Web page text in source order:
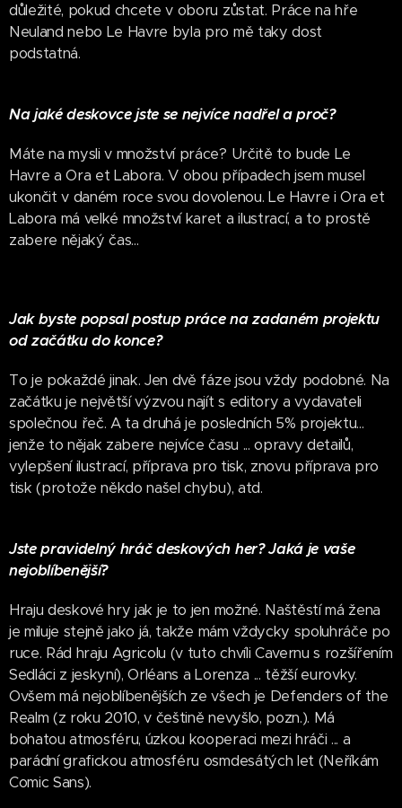
důležité, pokud chcete v oboru zůstat. Práce na hře
Neuland nebo Le Havre byla pro mě taky dost
podstatná.
Na jaké deskovce jste se nejvíce nadřel a proč?
Máte na mysli v množství práce? Určitě to bude Le
Havre a Ora et Labora. V obou případech jsem musel
ukončit v daném roce svou dovolenou. Le Havre i Ora et
Labora má velké množství karet a ilustrací, a to prostě
zabere nějaký čas...
Jak byste popsal postup práce na zadaném projektu
od začátku do konce?
To je pokaždé jinak. Jen dvě fáze jsou vždy podobné. Na
začátku je největší výzvou najít s editory a vydavateli
společnou řeč. A ta druhá je posledních 5% projektu...
jenže to nějak zabere nejvíce času ... opravy detailů,
vylepšení ilustrací, příprava pro tisk, znovu příprava pro
tisk (protože někdo našel chybu), atd.
Jste pravidelný hráč deskových her? Jaká je vaše
nejoblíbenější?
Hraju deskové hry jak je to jen možné. Naštěstí má žena
je miluje stejně jako já, takže mám vždycky spoluhráče po
ruce. Rád hraju Agricolu (v tuto chvíli Cavernu s rozšířením
Sedláci z jeskyní), Orléans a Lorenza ... těžší eurovky.
Ovšem má nejoblíbenějších ze všech je Defenders of the
Realm (z roku 2010, v češtině nevyšlo, pozn.). Má
bohatou atmosféru, úzkou kooperaci mezi hráči ... a
parádní grafickou atmosféru osmdesátých let (Neříkám
Comic Sans).